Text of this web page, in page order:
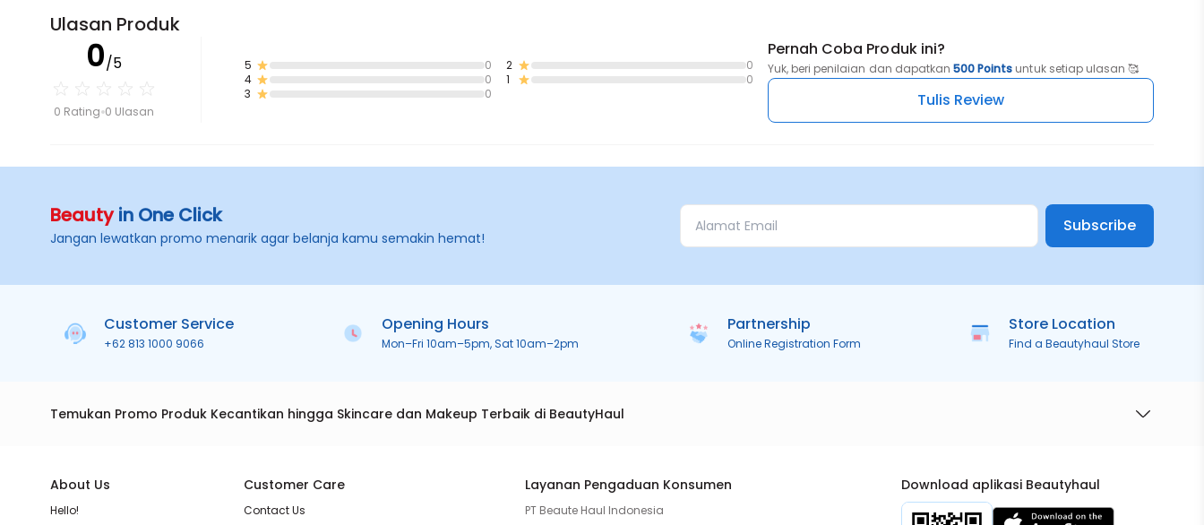
Ulasan Produk
0/5
0 Rating 0 Ulasan
5
0
4
0
3
0
2
0
1
0
Pernah Coba Produk ini?
Yuk, beri penilaian dan dapatkan 500 Points untuk setiap ulasan 🥰
Tulis Review
Beautyin One Click
Jangan lewatkan promo menarik agar belanja kamu semakin hemat!
Subscribe
Customer Service
+62 813 1000 9066
Opening Hours
Mon–Fri 10am–5pm, Sat 10am–2pm
Partnership
Online Registration Form
Store Location
Find a Beautyhaul Store
Temukan Promo Produk Kecantikan hingga Skincare dan Makeup Terbaik di BeautyHaul
About Us
Hello!
Customer Care
Contact Us
Layanan Pengaduan Konsumen
PT Beaute Haul Indonesia
Download aplikasi Beautyhaul